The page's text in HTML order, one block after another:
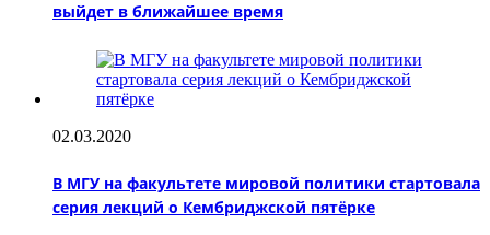
выйдет в ближайшее время
02.03.2020
В МГУ на факультете мировой политики стартовала
серия лекций о Кембриджской пятёрке